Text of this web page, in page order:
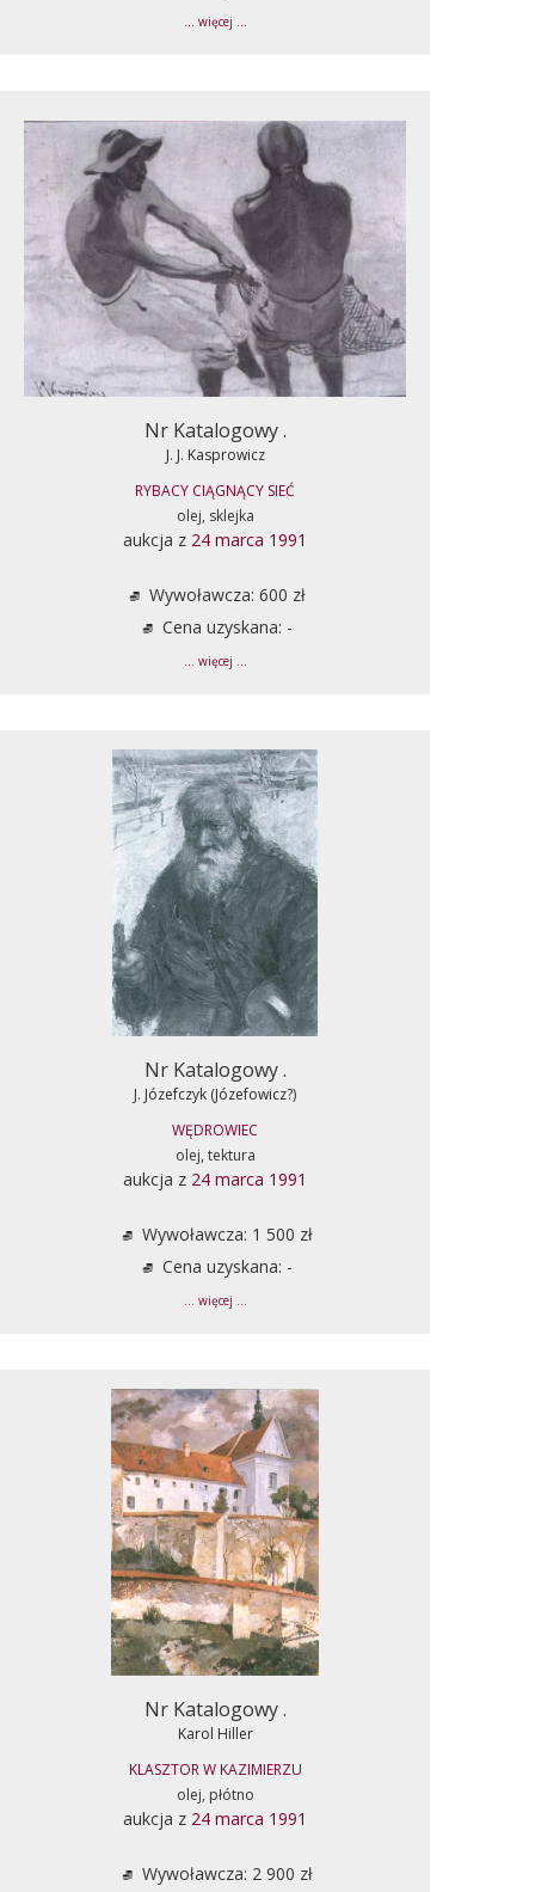
... więcej ...
Nr Katalogowy .
J. J. Kasprowicz
RYBACY CIĄGNĄCY SIEĆ
olej, sklejka
aukcja z 24 marca 1991
Wywoławcza: 600 zł
Cena uzyskana: -
... więcej ...
Nr Katalogowy .
J. Józefczyk (Józefowicz?)
WĘDROWIEC
olej, tektura
aukcja z 24 marca 1991
Wywoławcza: 1 500 zł
Cena uzyskana: -
... więcej ...
Nr Katalogowy .
Karol Hiller
KLASZTOR W KAZIMIERZU
olej, płótno
aukcja z 24 marca 1991
Wywoławcza: 2 900 zł